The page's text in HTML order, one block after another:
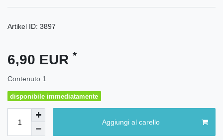
Artikel ID: 3897
6,90 EUR *
Contenuto 1
disponibile immediatamente
Aggiungi al carello